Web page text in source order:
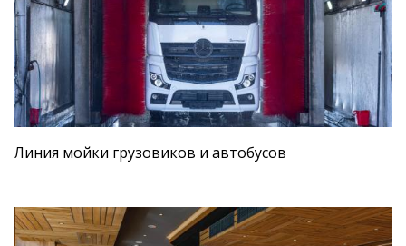
Линия мойки грузовиков и автобусов